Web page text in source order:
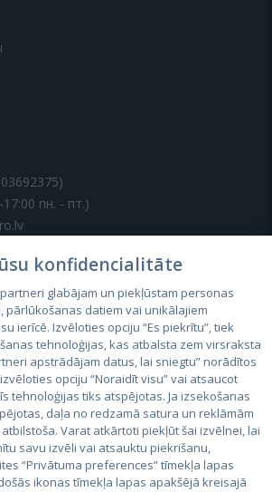
17:00 пн. - пт.)
konfidencialitāte
partneri glabājam un piekļūstam personas
pārlūkošanas datiem vai unikālajiem
ierīcē. Izvēloties opciju “Es piekrītu”, tiek
tehnoloģijas, kas atbalsta zem virsraksta
apstrādājam datus, lai sniegtu” norādītos
opciju “Noraidīt visu” vai atsaucot
tehnoloģijas tiks atspējotas. Ja izsekošanas
daļa no redzamā satura un reklāmām
Varat atkārtoti piekļūt šai izvēlnei, lai
savu izvēli vai atsauktu piekrišanu,
“Privātuma preferences” tīmekļa lapas
ikonas tīmekļa lapas apakšējā kreisajā